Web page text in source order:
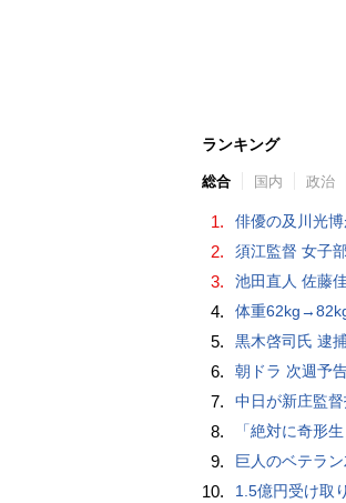
ランキング
総合 国内 政治
1. 俳優の及川光
2. 須江監督 女子
3. 池田直人 佐藤
4. 体重
5. 黒木啓司氏 逮
6. 朝ドラ 次週予
7. 中日が新庄監
8. 「絶対に奇形
9. 巨人のベテラ
10. 1.5億円受け取